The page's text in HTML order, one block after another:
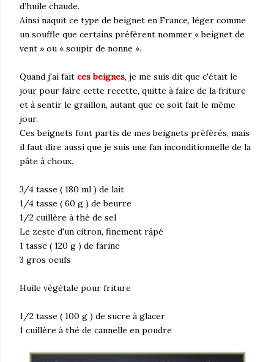
d’huile chaude.
Ainsi naquit ce type de beignet en France, léger comme
un souffle que certains préfèrent nommer « beignet de
vent » ou « soupir de nonne ».
Quand j'ai fait ces beignes, je me suis dit que c'était le
jour pour faire cette recette, quitte à faire de la friture
et à sentir le graillon, autant que ce soit fait le même
jour.
Ces beignets font partis de mes beignets préférés, mais
il faut dire aussi que je suis une fan inconditionnelle de la
pâte à choux.
3/4 tasse ( 180 ml ) de lait
1/4 tasse ( 60 g ) de beurre
1/2 cuillère à thé de sel
Le zeste d'un citron, finement râpé
1 tasse ( 120 g ) de farine
3 gros oeufs
Huile végétale pour friture
1/2 tasse ( 100 g ) de sucre à glacer
1 cuillère à thé de cannelle en poudre